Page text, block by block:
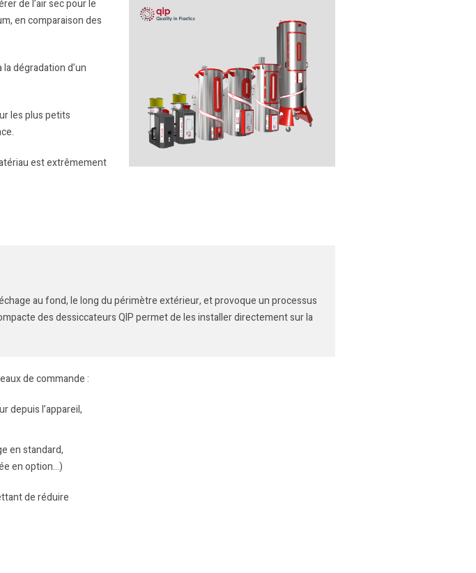
de l’air sec pour le
en comparaison des
dégradation d’un
les plus petits
est extrêmement
au fond, le long du périmètre extérieur, et provoque un processus
des dessiccateurs QIP permet de les installer directement sur la
de commande :
depuis l’appareil,
en standard,
en option…)
de réduire